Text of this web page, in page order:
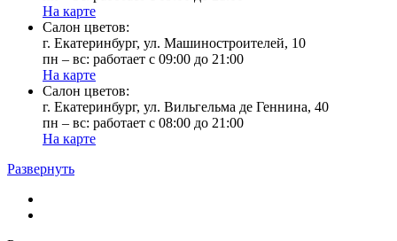
На карте
Cалон цветов:
г. Екатеринбург, ул. Машиностроителей, 10
пн – вс: работает с 09:00 до 21:00
На карте
Cалон цветов:
г. Екатеринбург, ул. Вильгельма де Геннина, 40
пн – вс: работает с 08:00 до 21:00
На карте
Развернуть